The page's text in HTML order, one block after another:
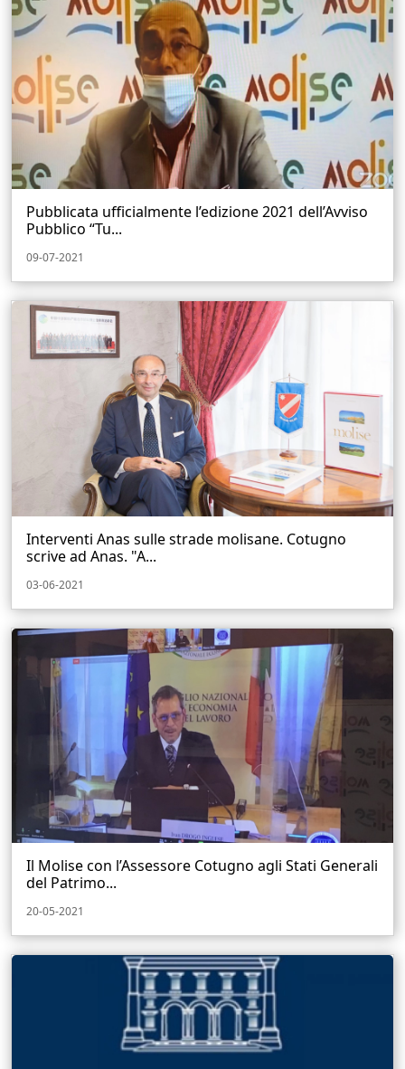
Pubblicata ufficialmente l’edizione 2021 dell’Avviso
Pubblico “Tu...
09-07-2021
Interventi Anas sulle strade molisane. Cotugno
scrive ad Anas. "A...
03-06-2021
Il Molise con l’Assessore Cotugno agli Stati Generali
del Patrimo...
20-05-2021